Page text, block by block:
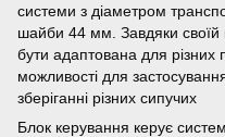
системи з діаметром
шайби 44 мм. Завдяки своїй
бути адаптована для
можливості для
зберіганні різних сипучих
Блок керування керує